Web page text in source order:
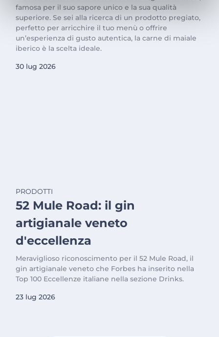
famosa per il suo sapore unico e la sua qualità
superiore. Se sei alla ricerca di un prodotto pregiato,
perfetto per arricchire il tuo menù o offrire
un’esperienza di gusto autentica, la carne di maiale
iberico è la scelta ideale.
30 lug 2026
PRODOTTI
52 Mule Road: il gin
artigianale veneto
d'eccellenza
Meraviglioso riconoscimento per il 52 Mule Road, il
gin artigianale veneto che Forbes ha inserito nella
Top 100 Eccellenze italiane nella sezione Drinks.
23 lug 2026